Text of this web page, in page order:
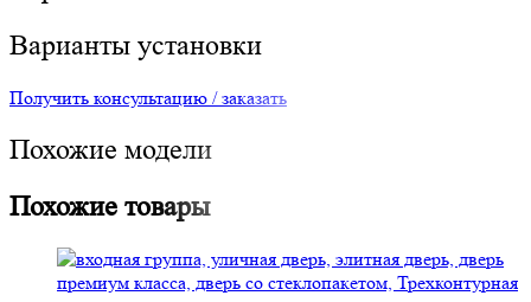
Варианты установки
Получить консультацию / заказать
Похожие модели
Похожие товары